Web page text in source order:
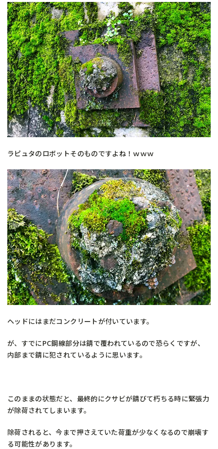
ラピュタのロボットそのものですよね！ｗｗｗ
ヘッドにはまだコンクリートが付いています。
が、すでにPC鋼線部分は錆で覆われているので恐らくですが、
内部まで錆に犯されているように思います。
このままの状態だと、最終的にクサビが錆びて朽ちる時に緊張力
が除荷されてしまいます。
除荷されると、今まで押さえていた荷重が少なくなるので崩壊す
る可能性があります。